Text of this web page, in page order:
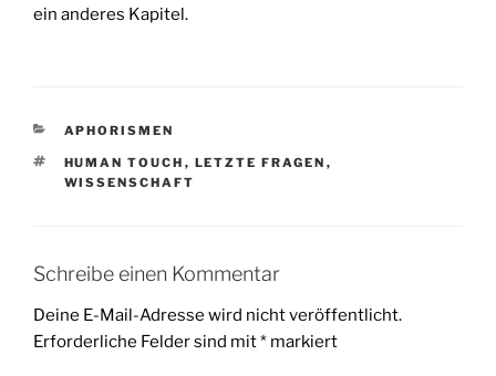
ein anderes Kapitel.
KATEGORIEN
APHORISMEN
SCHLAGWÖRTER
HUMAN TOUCH , LETZTE FRAGEN ,
WISSENSCHAFT
Schreibe einen Kommentar
Deine E-Mail-Adresse wird nicht veröffentlicht.
Erforderliche Felder sind mit* markiert